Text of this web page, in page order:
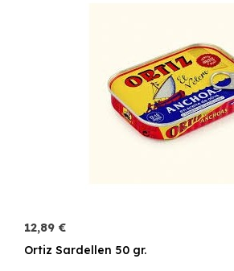
12,89 €
Ortiz Sardellen 50 gr.